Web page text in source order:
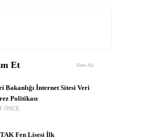
Et View All
Bakanlığı İnternet Sitesi Veri
Politikası
5 SAAT ÖNCE
Fen Lisesi İlk